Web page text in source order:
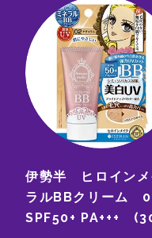
伊勢半 ヒロイン
ラルBBクリーム
SPF50+ PA+++